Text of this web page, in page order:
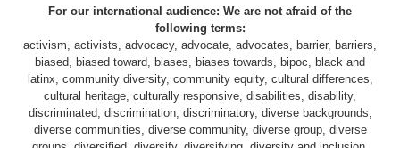
For our international audience: We are not afraid of the
following terms:
activism, activists, advocacy, advocate, advocates, barrier, barriers,
biased, biased toward, biases, biases towards, bipoc, black and
latinx, community diversity, community equity, cultural differences,
cultural heritage, culturally responsive, disabilities, disability,
discriminated, discrimination, discriminatory, diverse backgrounds,
diverse communities, diverse community, diverse group, diverse